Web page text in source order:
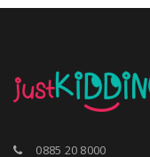
0885 20 8000